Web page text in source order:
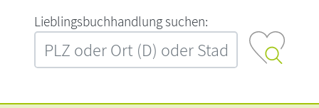
L‍i‍e‍b‍l‍i‍n‍g‍s‍b‍u‍c‍h‍h‍a‍n‍d‍l‍u‍n‍g‍ ‍s‍u‍c‍h‍e‍n‍:‍